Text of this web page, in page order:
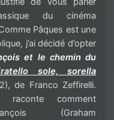
du cinéma
Pâques est une
j’ai décidé d’opter
et le chemin du
sole, sorella
de Franco Zeffirelli.
comment
(Graham